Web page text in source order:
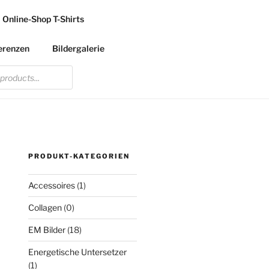
Online-Shop T-Shirts
Bildergalerie
PRODUKT-KATEGORIEN
Accessoires (1)
Collagen (0)
EM Bilder (18)
Energetische Untersetzer
(1)